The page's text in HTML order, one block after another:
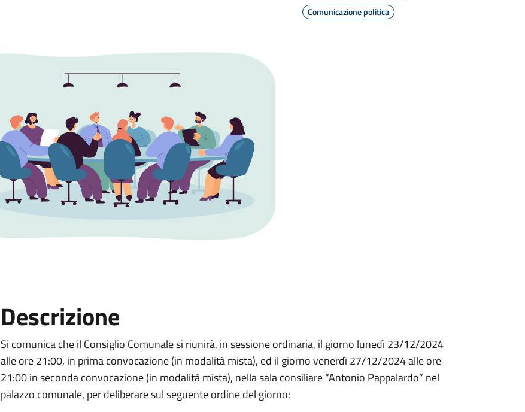
Comunicazione politica
Descrizione
Si comunica che il Consiglio Comunale si riunirà, in sessione ordinaria, il giorno lunedì 23/12/2024
alle ore 21:00, in prima convocazione (in modalità mista), ed il giorno venerdì 27/12/2024 alle ore
21:00 in seconda convocazione (in modalità mista), nella sala consiliare “Antonio Pappalardo” nel
palazzo comunale, per deliberare sul seguente ordine del giorno: